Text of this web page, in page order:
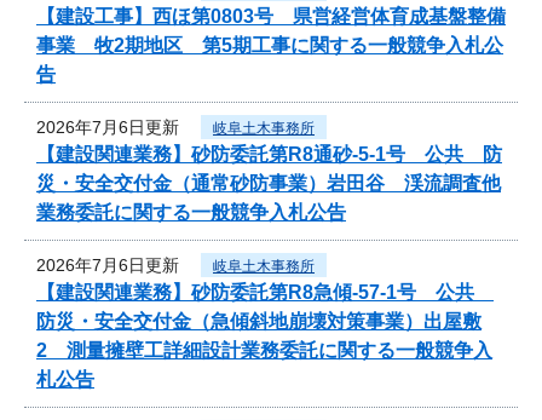
【建設工事】西ほ第0803号 県営経営体育成基盤整備
事業 牧2期地区 第5期工事に関する一般競争入札公
告
2026年7月6日更新 岐阜土木事務所
【建設関連業務】砂防委託第R8通砂-5-1号 公共 防
災・安全交付金（通常砂防事業）岩田谷 渓流調査他
業務委託に関する一般競争入札公告
2026年7月6日更新 岐阜土木事務所
【建設関連業務】砂防委託第R8急傾-57-1号 公共
防災・安全交付金（急傾斜地崩壊対策事業）出屋敷
2 測量擁壁工詳細設計業務委託に関する一般競争入
札公告